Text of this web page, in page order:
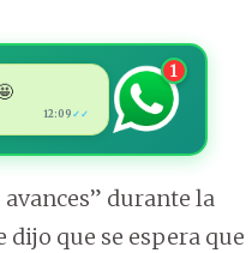
12:09 ✓✓
1
durante la
que se espera que